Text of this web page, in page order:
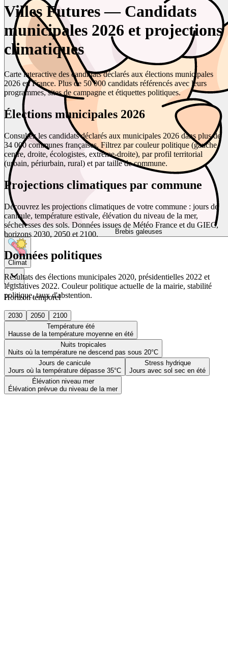
Brebis galeuses
Climat
Horizon temporel
2030 2050
2100
Température été
Hausse de la température moyenne en été
Nuits tropicales
Nuits où la température ne descend pas sous 20°C
Jours de canicule
Jours où la température dépasse 35°C
Stress hydrique
Jours avec sol sec en été
Élévation niveau mer
Élévation prévue du niveau de la mer
Villes Futures — Candidats
municipales 2026 et projections
climatiques
Carte interactive des candidats déclarés aux élections municipales
2026 en France. Plus de 50 000 candidats référencés avec leurs
programmes, sites de campagne et étiquettes politiques.
Élections municipales 2026
Consultez les candidats déclarés aux municipales 2026 dans plus de
34 000 communes françaises. Filtrez par couleur politique (gauche,
centre, droite, écologistes, extrême-droite), par profil territorial
(urbain, périurbain, rural) et par taille de commune.
Projections climatiques par commune
Découvrez les projections climatiques de votre commune : jours de
canicule, température estivale, élévation du niveau de la mer,
sécheresses des sols. Données issues de Météo France et du GIEC,
horizons 2030, 2050 et 2100.
Données politiques
Résultats des élections municipales 2020, présidentielles 2022 et
législatives 2022. Couleur politique actuelle de la mairie, stabilité
politique, taux d'abstention.